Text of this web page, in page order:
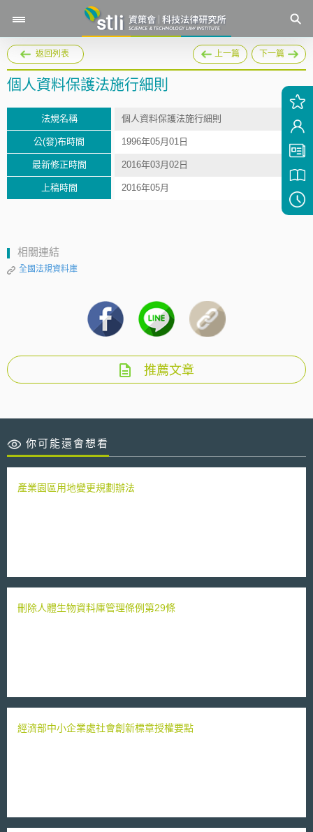
返回列表 上一篇 下一篇
個人資料保護法施行細則
法規名稱 個人資料保護法施行細則
公(發)布時間 1996年05月01日
最新修正時間 2016年03月02日
上稿時間 2016年05月
相關連結
全國法規資料庫
推薦文章
你可能還會想看
產業園區用地變更規劃辦法
刪除人體生物資料庫管理條例第29條
經濟部中小企業處社會創新標章授權要點